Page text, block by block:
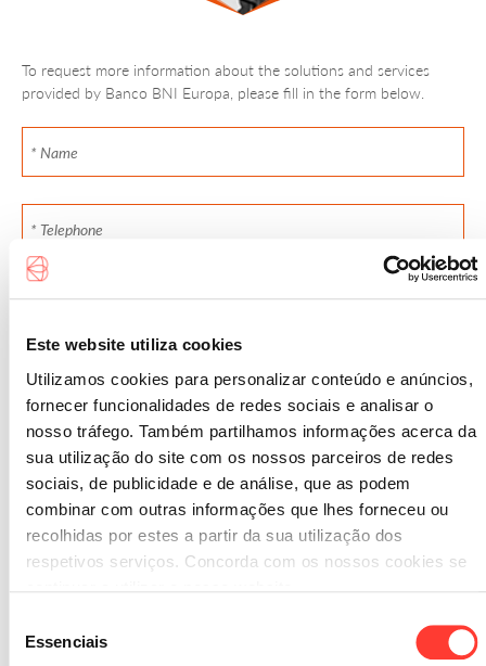
Este website utiliza cookies
Utilizamos cookies para personalizar conteúdo e anúncios,
fornecer funcionalidades de redes sociais e analisar o
nosso tráfego. Também partilhamos informações acerca da
sua utilização do site com os nossos parceiros de redes
sociais, de publicidade e de análise, que as podem
combinar com outras informações que lhes forneceu ou
recolhidas por estes a partir da sua utilização dos
respetivos serviços. Concorda com os nossos cookies se
Essenciais
To request more information about the solutions and services
provided by Banco BNI Europa, please fill in the form below.